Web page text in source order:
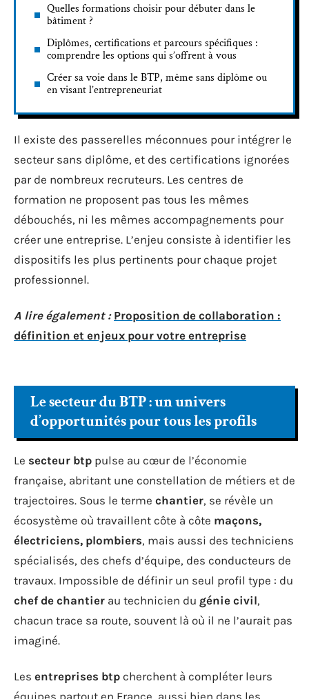
Quelles formations choisir pour débuter dans le
bâtiment ?
Diplômes, certifications et parcours spécifiques :
comprendre les options qui s’offrent à vous
Créer sa voie dans le BTP, même sans diplôme ou
en visant l’entrepreneuriat
Il existe des passerelles méconnues pour intégrer le
secteur sans diplôme, et des certifications ignorées
par de nombreux recruteurs. Les centres de
formation ne proposent pas tous les mêmes
débouchés, ni les mêmes accompagnements pour
créer une entreprise. L’enjeu consiste à identifier les
dispositifs les plus pertinents pour chaque projet
professionnel.
A lire également : Proposition de collaboration :
définition et enjeux pour votre entreprise
Le secteur du BTP : un univers
d’opportunités pour tous les profils
Le secteur btp pulse au cœur de l’économie
française, abritant une constellation de métiers et de
trajectoires. Sous le terme chantier, se révèle un
écosystème où travaillent côte à côte maçons,
électriciens, plombiers, mais aussi des techniciens
spécialisés, des chefs d’équipe, des conducteurs de
travaux. Impossible de définir un seul profil type : du
chef de chantier au technicien du génie civil,
chacun trace sa route, souvent là où il ne l’aurait pas
imaginé.
Les entreprises btp cherchent à compléter leurs
équipes partout en France, aussi bien dans les